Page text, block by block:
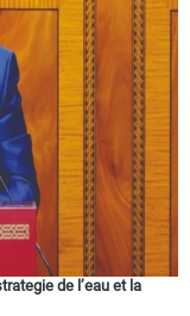
de l’eau et la